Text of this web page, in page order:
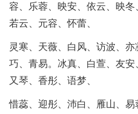
容、乐蓉、映安、依云、映冬
若云、元容、怀蕾、
灵寒、天薇、白风、访波、
巧、青易。冰真、白萱、友安
又琴、香彤、语梦、
惜蕊、迎彤、沛白、雁山、